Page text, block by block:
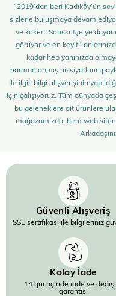
“2019’dan beri Kadıköy’ün
sizlerle buluşmaya devam
ve kökeni Sanskritçe’ye
görüyor ve en keyifli
kadar hep yanınızda
harmanlanmış hissiyatların
ile ilgili bilgi alışverişinin
için çalışıyoruz. Tüm dünyada
bu geleneklere ait ürünlere
mağazamızda, hem web
Güvenli Alışveriş
SSL sertifikası ile bilgileriniz
Kolay İade
14 gün içinde iade ve
garantisi